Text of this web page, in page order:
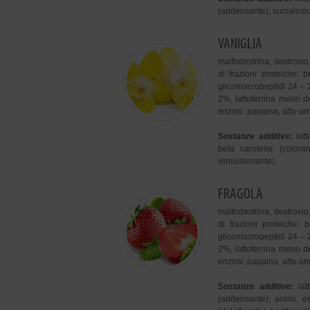
(addensante),
VANIGLIA
maltodestrina,
di frazioni proteiche:
glicomacropeptidi 24 –
2%, lattoferrina meno
enzimi: papaina, alfa-
Sostanze additive:
beta carotene
(emulsionante).
FRAGOLA
maltodestrina,
di frazioni proteiche:
glicomacropeptidi 24 –
2%, lattoferrina meno
enzimi: papaina, alfa-
Sostanze additive:
(addensante), aromi,